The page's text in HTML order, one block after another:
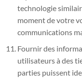
technologie
moment de votre
communications
Fournir des
utilisateurs à des
parties puissent